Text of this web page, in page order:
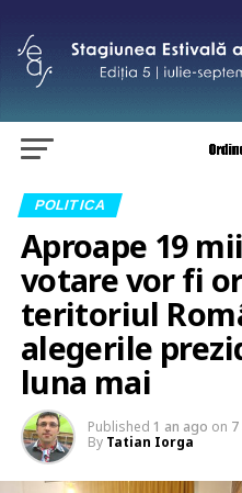
POLITICA
Aproape 19
votare vor fi
teritoriul
alegerile
luna mai
Published 1 an ago on
By Tatian Iorga